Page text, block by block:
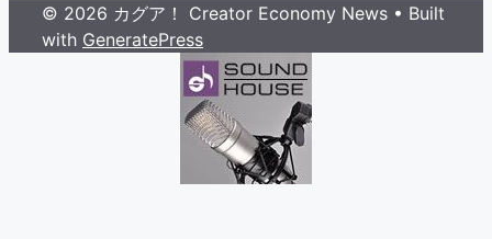
© 2026 カグア！ Creator Economy News • Built
with GeneratePress